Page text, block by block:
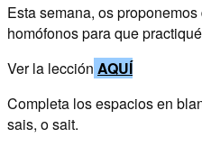
Esta semana, os
homófonos para que
Ver la lección AQUÍ
Completa los espacios en
sais, o sait.